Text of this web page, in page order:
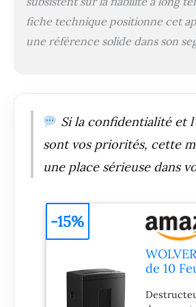
fiche technique positionne cet
une référence solide dans son
Si la confidentialité et
sont vos priorités, cette
une place sérieuse dans
de 10
sécurité
-15%